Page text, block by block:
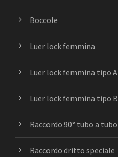
Boccole
Luer lock femmina
Luer lock femmina tipo A
Luer lock femmina tipo B
Raccordo 90° tubo a tubo
Raccordo dritto speciale